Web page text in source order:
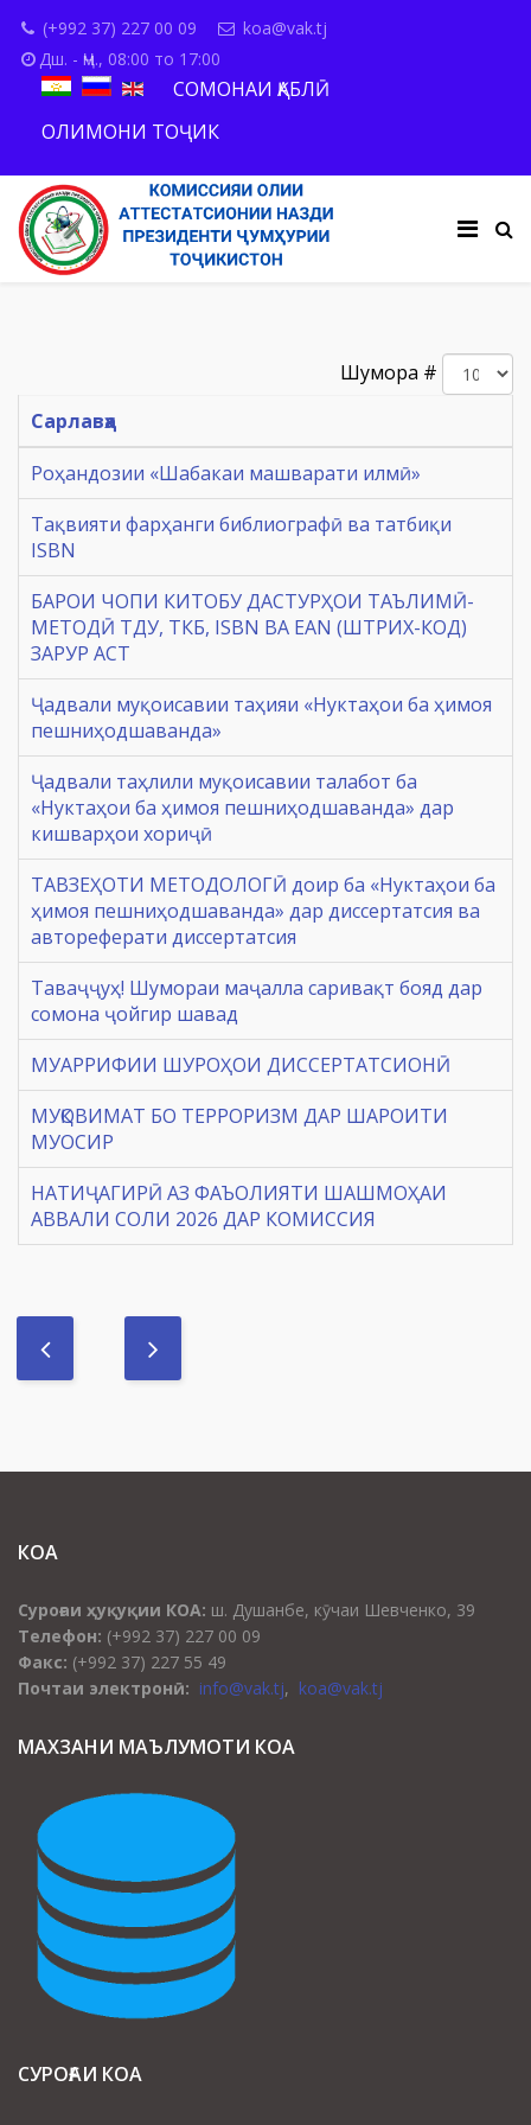
(+992 37) 227 00 09
koa@vak.tj
Дш. - Ҷм., 08:00 то 17:00
СОМОНАИ ҚАБЛӢ
ОЛИМОНИ ТОҶИК
Шумора #
Сарлавҳа
Роҳандозии «Шабакаи машварати илмӣ»
Тақвияти фарҳанги библиографӣ ва татбиқи
ISBN
БАРОИ ЧОПИ КИТОБУ ДАСТУРҲОИ ТАЪЛИМӢ-
МЕТОДӢ ТДУ, ТКБ, ISBN ВА EAN (ШТРИХ-КОД)
ЗАРУР АСТ
Ҷадвали муқоисавии таҳияи «Нуктаҳои ба ҳимоя
пешниҳодшаванда»
Ҷадвали таҳлили муқоисавии талабот ба
«Нуктаҳои ба ҳимоя пешниҳодшаванда» дар
кишварҳои хориҷӣ
ТАВЗЕҲОТИ МЕТОДОЛОГӢ доир ба «Нуктаҳои ба
ҳимоя пешниҳодшаванда» дар диссертатсия ва
автореферати диссертатсия
Таваҷҷуҳ! Шумораи маҷалла саривақт бояд дар
сомона ҷойгир шавад
МУАРРИФИИ ШУРОҲОИ ДИССЕРТАТСИОНӢ
МУҚОВИМАТ БО ТЕРРОРИЗМ ДАР ШАРОИТИ
МУОСИР
НАТИҶАГИРӢ АЗ ФАЪОЛИЯТИ ШАШМОҲАИ
АВВАЛИ СОЛИ 2026 ДАР КОМИССИЯ
КОА
Суроғаи ҳуқуқии КОА: ш. Душанбе, кӯчаи Шевченко, 39
Телефон: (+992 37) 227 00 09
Факс: (+992 37) 227 55 49
Почтаи электронӣ: info@vak.tj, koa@vak.tj
МАХЗАНИ МАЪЛУМОТИ КОА
СУРОҒАИ КОА